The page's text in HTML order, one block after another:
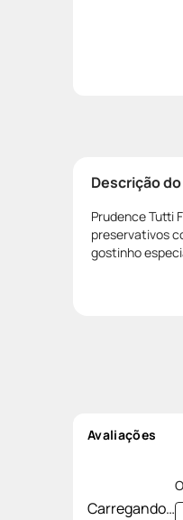
Descrição
Prudence Tutti
preservativos
gostinho
Avaliações
Carregando…